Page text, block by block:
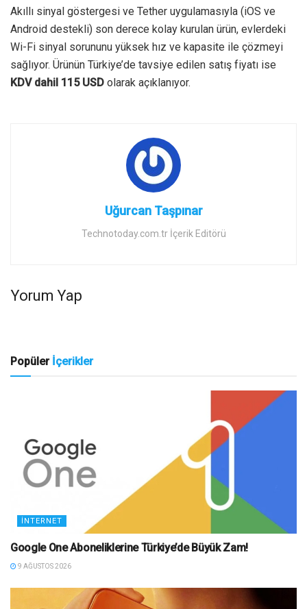
Akıllı sinyal göstergesi ve Tether uygulamasıyla (iOS ve
Android destekli) son derece kolay kurulan ürün, evlerdeki
Wi-Fi sinyal sorununu yüksek hız ve kapasite ile çözmeyi
sağlıyor. Ürünün Türkiye’de tavsiye edilen satış fiyatı ise
KDV dahil 115 USD olarak açıklanıyor.
Uğurcan Taşpınar
Technotoday.com.tr İçerik Editörü
Yorum Yap
Popüler İçerikler
İNTERNET
Google One Aboneliklerine Türkiye’de Büyük Zam!
9 AĞUSTOS 2026